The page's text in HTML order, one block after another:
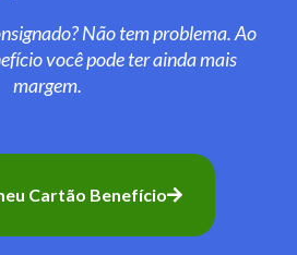
Não tem problema. Ao
você pode ter ainda mais
margem.
Cartão Benefício